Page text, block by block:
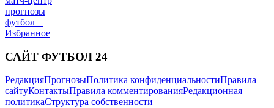
прогнозы
футбол +
Избранное
САЙТ ФУТБОЛ 24
РедакцияПрогнозыПолитика конфиденциальностиПравила
сайтуКонтактыПравила комментированияРедакционная
политикаСтруктура собственности